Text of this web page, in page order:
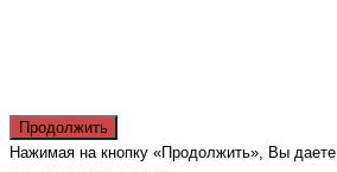
Продолжить
Нажимая на кнопку «Продолжить», Вы даете